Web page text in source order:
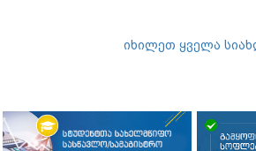
იხილეთ ყველა